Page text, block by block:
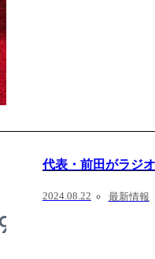
代表・前田がラジ
2024.08.22 最新情報